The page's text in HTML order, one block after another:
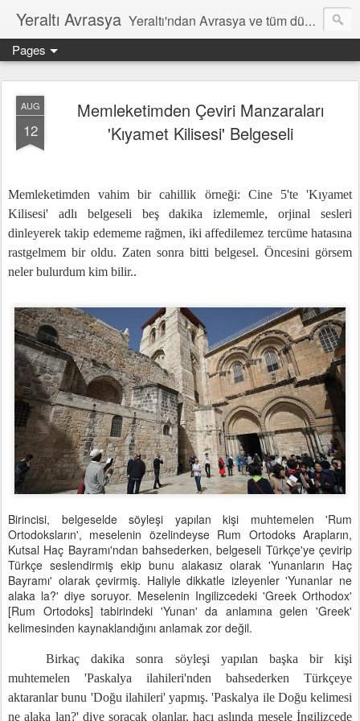
Yeraltı Avrasya Yeraltı'ndan Avrasya ve tüm dünyâ hakkında notlar
Pages
AUG
12
Memleketimden Çeviri Manzaraları
'Kıyamet Kilisesi' Belgeseli
Memleketimden vahim bir cahillik örneği: Cine 5'te 'Kıyamet
Kilisesi' adlı belgeseli beş dakika izlememle, orjinal sesleri
dinleyerek takip edememe rağmen, iki affedilemez tercüme hatasına
rastgelmem bir oldu. Zaten sonra bitti belgesel. Öncesini görsem
neler bulurdum kim bilir..
Birincisi, belgeselde söyleşi yapılan kişi muhtemelen 'Rum
Ortodoksların', meselenin özelindeyse Rum Ortodoks Arapların,
Kutsal Haç Bayramı'ndan bahsederken, belgeseli Türkçe'ye çevirip
Türkçe seslendirmiş ekip bunu alakasız olarak 'Yunanların Haç
Bayramı' olarak çevirmiş. Haliyle dikkatle izleyenler 'Yunanlar ne
alaka la?' diye soruyor. Meselenin Ingilizcedeki 'Greek Orthodox'
[Rum Ortodoks] tabirindeki 'Yunan' da anlamına gelen 'Greek'
kelimesinden kaynaklandığını anlamak zor değil.
Birkaç dakika sonra söyleşi yapılan başka bir kişi
muhtemelen 'Paskalya ilahileri'nden bahsederken Türkçeye
aktaranlar bunu 'Doğu ilahileri' yapmış. 'Paskalya ile Doğu kelimesi
ne alaka lan?' diye soracak olanlar, hacı aslında mesele İngilizcede